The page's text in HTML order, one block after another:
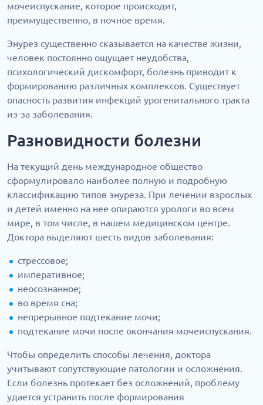
мочеиспускание, которое происходит,
преимущественно, в ночное время.
Энурез существенно сказывается на качестве жизни,
человек постоянно ощущает неудобства,
психологический дискомфорт, болезнь приводит к
формированию различных комплексов. Существует
опасность развития инфекций урогенитального тракта
из-за заболевания.
Разновидности болезни
На текущий день международное общество
сформулировало наиболее полную и подробную
классификацию типов энуреза. При лечении взрослых
и детей именно на нее опираются урологи во всем
мире, в том числе, в нашем медицинском центре.
Доктора выделяют шесть видов заболевания:
стрессовое;
императивное;
неосознанное;
во время сна;
непрерывное подтекание мочи;
подтекание мочи после окончания мочеиспускания.
Чтобы определить способы лечения, доктора
учитывают сопутствующие патологии и осложнения.
Если болезнь протекает без осложнений, проблему
удается устранить после формирования